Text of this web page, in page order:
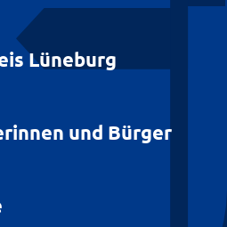
Lüneburg
und Bürger